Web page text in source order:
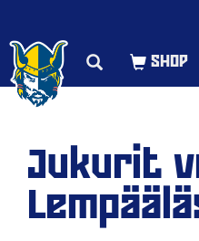
Jukurit